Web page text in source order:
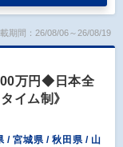
期間：26/08/06～26/08/19
万円◆日本全
イム制》
/ 宮城県 / 秋田県 / 山